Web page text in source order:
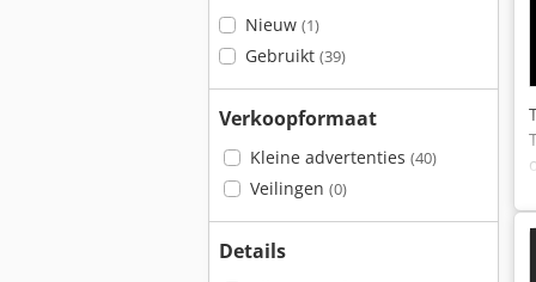
Nieuw (1)
Gebruikt (39)
Verkoopformaat
Kleine advertenties (40)
Veilingen (0)
Details